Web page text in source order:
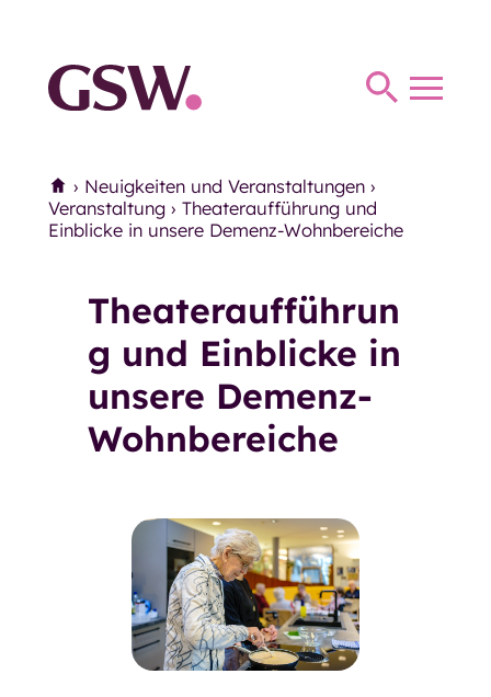
Haus Parkhaus
Therapie
Ergotherapie
Logopädie
Miteinander und Begegnung
Mittagstisch
Seniorentreffs
Restaurant GenussMomente
Pflegeberatung
Pflegekosten und Finanzierung
Häufige Fragen
Neuigkeiten und
Home
› Neuigkeiten und Veranstaltungen›
Veranstaltung› Theateraufführung und
Einblicke in unsere Demenz-Wohnbereiche
Theateraufführun
g und Einblicke in
unsere Demenz-
Wohnbereiche